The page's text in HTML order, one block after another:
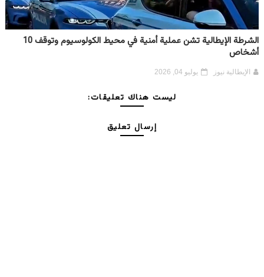
الشرطة الإيطالية تشن عملية أمنية في محيط الكولوسيوم وتوقف 10
أشخاص
الإيطالية نيوز يوليو 04, 2026
ليست هناك تعليقات:
إرسال تعليق